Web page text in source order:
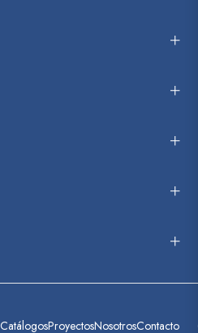
CatálogosProyectosNosotrosContacto